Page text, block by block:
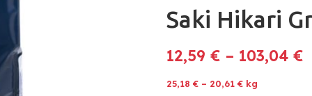
Saki Hikari
12,59 € – 103,04 €
25,18 € – 20,61 € kg